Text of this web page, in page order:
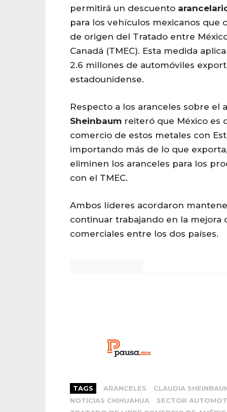
permitirá un descuento
para los vehículos mexicanos que
de origen del Tratado entre
Canadá (TMEC). Esta medida
2.6 millones de automóviles
estadounidense.
Respecto a los aranceles sobre el
Sheinbaum reiteró que México es
comercio de estos metales con
importando más de lo que
eliminen los aranceles para los
con el TMEC.
Ambos líderes acordaron
continuar trabajando en la mejora
comerciales entre los dos países.
TAGS ARANCELES CLAUDIA
NOTICIAS CHIHUAHUA
SECTOR